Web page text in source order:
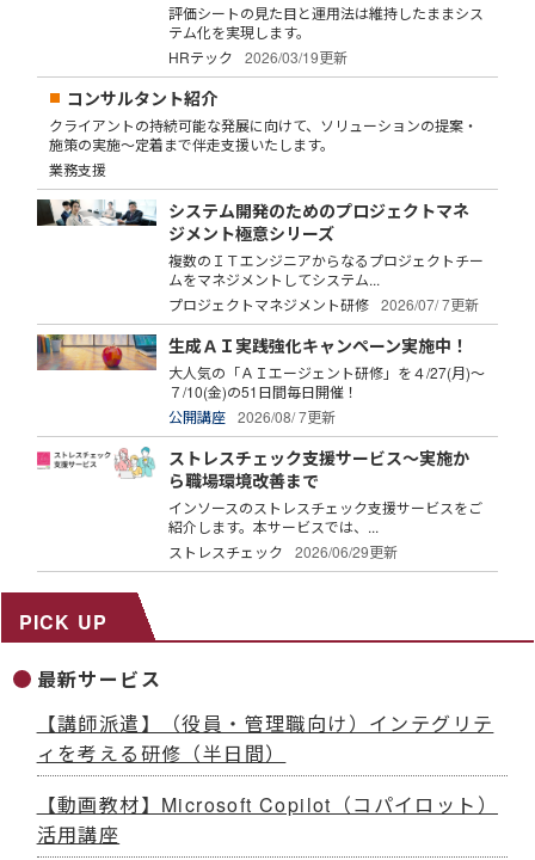
評価シートの見た目と運用法は維持したままシス
テム化を実現します。
HRテック
2026/03/19更新
コンサルタント紹介
クライアントの持続可能な発展に向けて、ソリューションの提案・
施策の実施～定着まで伴走支援いたします。
業務支援
システム開発のためのプロジェクトマネ
ジメント極意シリーズ
複数のＩＴエンジニアからなるプロジェクトチー
ムをマネジメントしてシステム...
プロジェクトマネジメント研修
2026/07/ 7更新
生成ＡＩ実践強化キャンペーン実施中！
大人気の「ＡＩエージェント研修」を４/27(月)～
７/10(金)の51日間毎日開催！
公開講座
2026/08/ 7更新
ストレスチェック支援サービス～実施か
ら職場環境改善まで
インソースのストレスチェック支援サービスをご
紹介します。本サービスでは、...
ストレスチェック
2026/06/29更新
PICK UP
最新サービス
【講師派遣】（役員・管理職向け）インテグリテ
ィを考える研修（半日間）
【動画教材】Microsoft Copilot（コパイロット）
活用講座